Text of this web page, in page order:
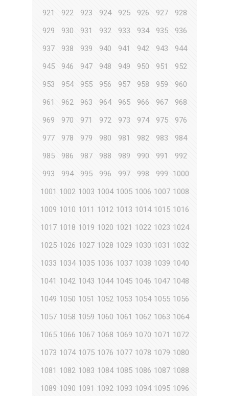
921
922 923 924 925 926 927
928
929
930 931 932 933 934 935
936
937
938 939 940 941 942 943
944
945
946 947 948 949 950 951
952
953
954 955 956 957 958 959
960
961
962 963 964 965 966 967
968
969
970 971 972 973 974 975
976
977
978 979 980 981 982 983
984
985
986 987 988 989 990 991
992
993
994 995 996 997 998 999
1000
1001 1002 1003 1004 1005 1006 1007 1008
1009 1010 1011 1012 1013 1014 1015 1016
1017 1018 1019 1020 1021 1022 1023 1024
1025 1026 1027 1028 1029 1030 1031 1032
1033 1034 1035 1036 1037 1038 1039 1040
1041 1042 1043 1044 1045 1046 1047 1048
1049 1050 1051 1052 1053 1054 1055 1056
1057 1058 1059 1060 1061 1062 1063 1064
1065 1066 1067 1068 1069 1070 1071 1072
1073 1074 1075 1076 1077 1078 1079 1080
1081 1082 1083 1084 1085 1086 1087 1088
1089 1090 1091 1092 1093 1094 1095 1096